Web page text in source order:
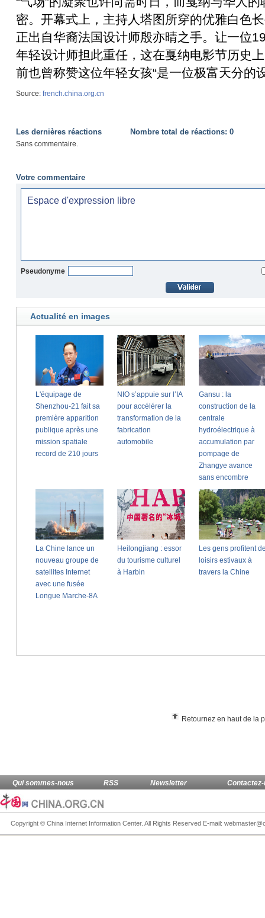
密。开幕式上，主持人塔图所穿的优雅白色
正出自华裔法国设计师殷亦晴之手。让一位
年轻设计师担此重任，这在戛纳电影节历史
前也曾称赞这位年轻女孩“是一位极富天分的
Source: french.china.org.cn
Les dernières réactions Nombre total de réactions: 0
Sans commentaire.
Votre commentaire
Pseudonyme
Retournez en haut de la